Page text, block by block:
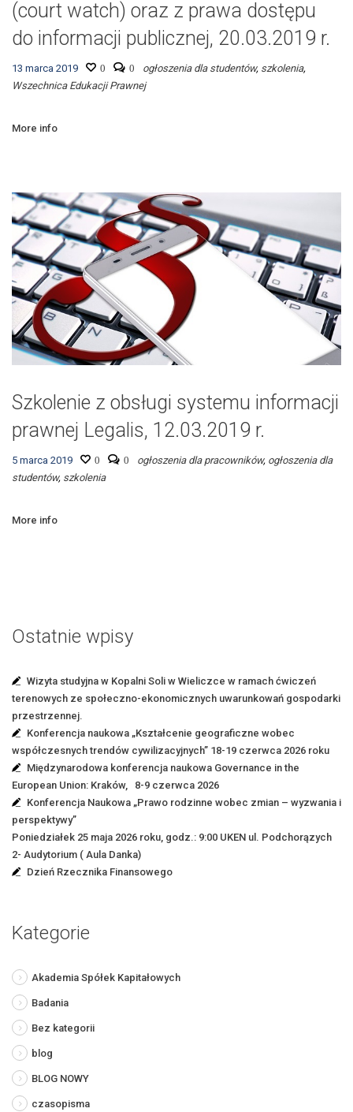
(court watch) oraz z prawa dostępu
do informacji publicznej, 20.03.2019 r.
13 marca 2019 0 0 ogłoszenia dla studentów, szkolenia,
Wszechnica Edukacji Prawnej
More info
Szkolenie z obsługi systemu informacji
prawnej Legalis, 12.03.2019 r.
5 marca 2019 0 0 ogłoszenia dla pracowników, ogłoszenia dla
studentów, szkolenia
More info
Ostatnie wpisy
Wizyta studyjna w Kopalni Soli w Wieliczce w ramach ćwiczeń
terenowych ze społeczno-ekonomicznych uwarunkowań gospodarki
przestrzennej.
Konferencja naukowa „Kształcenie geograficzne wobec
współczesnych trendów cywilizacyjnych” 18-19 czerwca 2026 roku
Międzynarodowa konferencja naukowa Governance in the
European Union: Kraków, 8-9 czerwca 2026
Konferencja Naukowa „Prawo rodzinne wobec zmian – wyzwania i
perspektywy”
Poniedziałek 25 maja 2026 roku, godz.: 9:00 UKEN ul. Podchorązych
2- Audytorium ( Aula Danka)
Dzień Rzecznika Finansowego
Kategorie
Akademia Spółek Kapitałowych
Badania
Bez kategorii
blog
BLOG NOWY
czasopisma